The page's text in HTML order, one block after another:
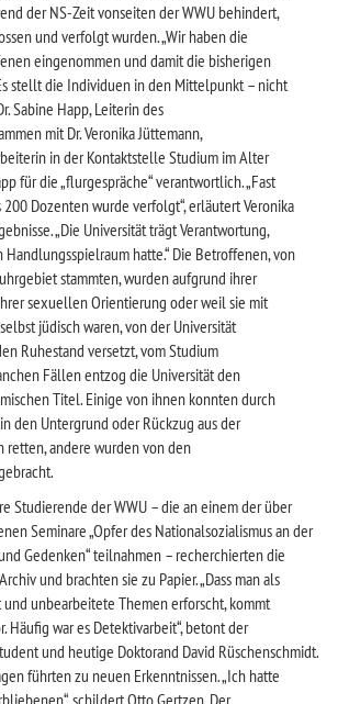
der NS-Zeit vonseiten der WWU behindert,
und verfolgt wurden. „Wir haben die
eingenommen und damit die bisherigen
stellt die Individuen in den Mittelpunkt – nicht
Sabine Happ, Leiterin des
mit Dr. Veronika Jüttemann,
in der Kontaktstelle Studium im Alter
für die „flurgespräche“ verantwortlich. „Fast
Dozenten wurde verfolgt“, erläutert Veronika
„Die Universität trägt Verantwortung,
hatte.“ Die Betroffenen, von
stammten, wurden aufgrund ihrer
sexuellen Orientierung oder weil sie mit
jüdisch waren, von der Universität
Ruhestand versetzt, vom Studium
Fällen entzog die Universität den
Titel. Einige von ihnen konnten durch
den Untergrund oder Rückzug aus der
andere wurden von den
Studierende der WWU – die an einem der über
Seminare „Opfer des Nationalsozialismus an der
Gedenken“ teilnahmen – recherchierten die
und brachten sie zu Papier. „Dass man als
unbearbeitete Themen erforscht, kommt
Häufig war es Detektivarbeit“, betont der
und heutige Doktorand David Rüschenschmidt.
führten zu neuen Erkenntnissen. „Ich hatte
schildert Otto Gertzen. Der